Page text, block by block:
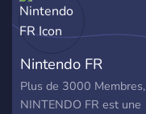
Nintendo FR
Plus de 3000 Membres,
NINTENDO FR est une